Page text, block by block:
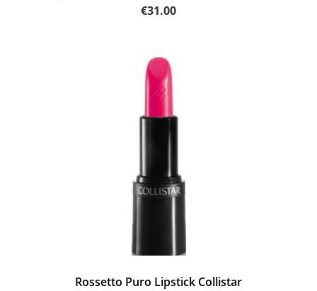
€31.00
Rossetto Puro Lipstick Collistar